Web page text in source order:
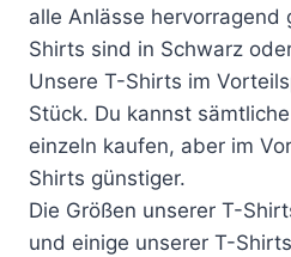
alle Anlässe hervorragend
Shirts sind in Schwarz
Unsere T-Shirts im
Stück. Du kannst
einzeln kaufen, aber im
Shirts günstiger.
Die Größen unserer T-
und einige unserer T-